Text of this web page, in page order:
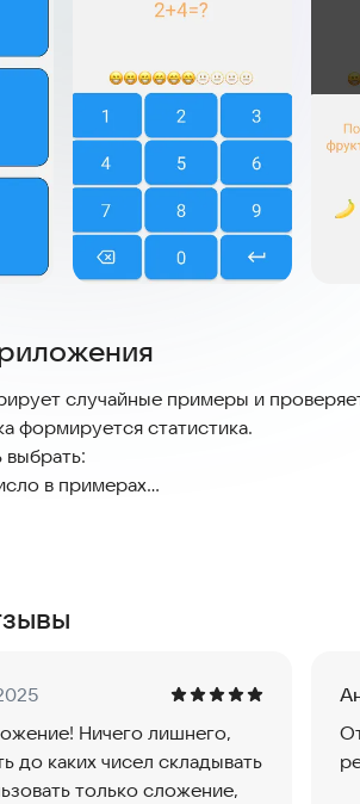
случайные примеры и
формируется статистика.
в примерах
)
в одном из режимов:
примера на правильный
Ничего лишнего,
до каких чисел складывать
только сложение,